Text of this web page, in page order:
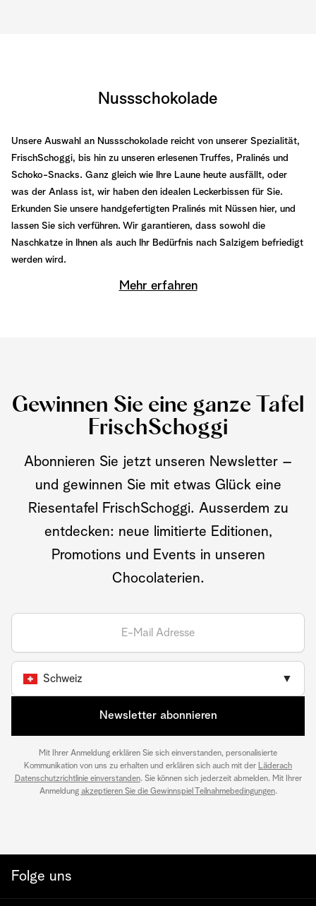
Nussschokolade
Unsere Auswahl an Nussschokolade reicht von unserer Spezialität,
FrischSchoggi, bis hin zu unseren erlesenen Truffes, Pralinés und
Schoko-Snacks. Ganz gleich wie Ihre Laune heute ausfällt, oder
was der Anlass ist, wir haben den idealen Leckerbissen für Sie.
Erkunden Sie unsere handgefertigten Pralinés mit Nüssen hier, und
lassen Sie sich verführen. Wir garantieren, dass sowohl die
Naschkatze in Ihnen als auch Ihr Bedürfnis nach Salzigem befriedigt
werden wird.
Mehr erfahren
Gewinnen Sie eine ganze Tafel
FrischSchoggi
Abonnieren Sie jetzt unseren Newsletter –
und gewinnen Sie mit etwas Glück eine
Riesentafel FrischSchoggi. Ausserdem zu
entdecken: neue limitierte Editionen,
Promotions und Events in unseren
Chocolaterien.
Schweiz ▼
Newsletter abonnieren
Mit Ihrer Anmeldung erklären Sie sich einverstanden, personalisierte
Kommunikation von uns zu erhalten und erklären sich auch mit der Läderach
Datenschutzrichtlinie einverstanden. Sie können sich jederzeit abmelden. Mit Ihrer
Anmeldung akzeptieren Sie die Gewinnspiel Teilnahmebedingungen.
Folge uns